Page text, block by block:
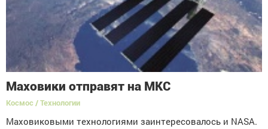
Маховики отправят на МКС
Космос / Технологии
Маховиковыми технологиями заинтересовалось и NASA.